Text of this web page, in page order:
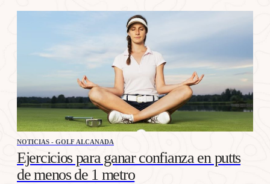
NOTICIAS - GOLF ALCANADA
Ejercicios para ganar confianza en putts
de menos de 1 metro